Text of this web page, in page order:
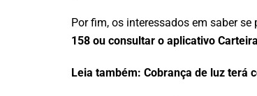
Por fim, os interessados em saber
158 ou consultar o aplicativo
Leia também: Cobrança de luz terá